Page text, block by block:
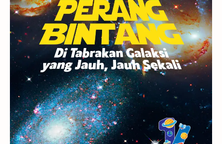
GBT 2018 UFO Advertorial
Astrofotografi
Stasiun Luar Angkasa Internasional
Gugus Bintang Menarik Dibaca
Venus Pluto Galaksi Kerdil
Gambar Harian Titan